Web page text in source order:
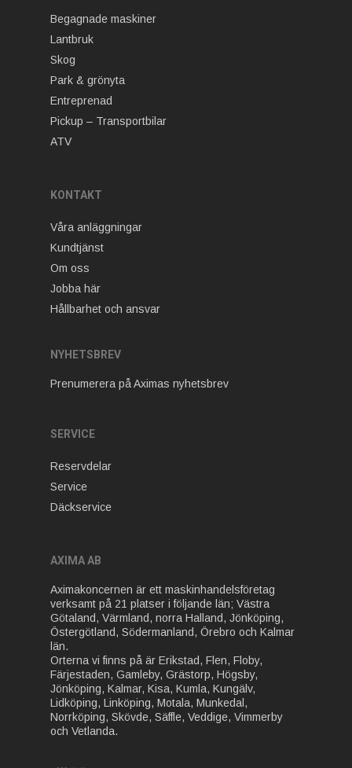
Begagnade maskiner
Lantbruk
Skog
Park & grönyta
Entreprenad
Pickup – Transportbilar
ATV
KONTAKT
Våra anläggningar
Kundtjänst
Om oss
Jobba här
Hållbarhet och ansvar
NYHETSBREV
Prenumerera på Aximas nyhetsbrev
SERVICE
Reservdelar
Service
Däckservice
AXIMA AB
Aximakoncernen är ett maskinhandelsföretag
verksamt på 21 platser i följande län; Västra
Götaland, Värmland, norra Halland, Jönköping,
Östergötland, Södermanland, Örebro och Kalmar
län.
Orterna vi finns på är Erikstad, Flen, Floby,
Färjestaden, Gamleby, Grästorp, Högsby,
Jönköping, Kalmar, Kisa, Kumla, Kungälv,
Lidköping, Linköping, Motala, Munkedal,
Norrköping, Skövde, Säffle, Veddige, Vimmerby
och Vetlanda.